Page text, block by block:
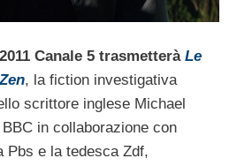
Canale 5 trasmetterà Le
, la fiction investigativa
scrittore inglese Michael
in collaborazione con
Pbs e la tedesca Zdf,